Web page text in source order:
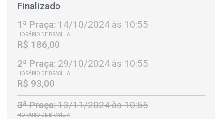
Finalizado
1ª Praça:14/10/2024 às 10:55
HORÁRIO DE BRASÍLIA
R$ 186,00
2ª Praça:29/10/2024 às 10:55
HORÁRIO DE BRASÍLIA
R$ 93,00
3ª Praça:13/11/2024 às 10:55
HORÁRIO DE BRASÍLIA